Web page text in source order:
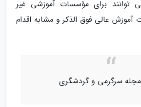
توانند برای مؤسسات آموزشی غیر
عالی فوق الذکر و مشابه اقدام
سرگرمی و گردشگری